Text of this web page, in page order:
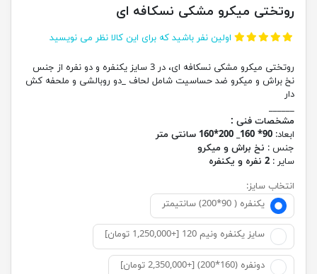
روتختی میکرو مشکی نسکافه ای
اولین نفر باشید که برای این کالا نظر می نویسید
روتختی میکرو مشکی نسکافه ای، در 3 سایز یکنفره و دو نفره از جنس
نخ براش و میکرو ضد حساسیت شامل لحاف _دو روبالشی و ملحفه کش
دار
______
مشخصات فنی :
ابعاد: 90* 160_ 200*160 سانتی متر
جنس : نخ براش و میکرو
سایر : 2 نفره و یکنفره
انتخاب سایز:
یکنفره ( 90*200) سانتیمتر
سایز یکنفره ونیم 120 [+1,250,000 تومان]
دونفره (160*200) [+2,350,000 تومان]